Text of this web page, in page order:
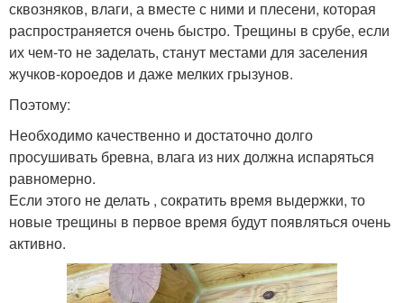
сквозняков, влаги, а вместе с ними и плесени, которая
распространяется очень быстро. Трещины в срубе, если
их чем-то не заделать, станут местами для заселения
жучков-короедов и даже мелких грызунов.
Поэтому:
Необходимо качественно и достаточно долго
просушивать бревна, влага из них должна испаряться
равномерно.
Если этого не делать , сократить время выдержки, то
новые трещины в первое время будут появляться очень
активно.